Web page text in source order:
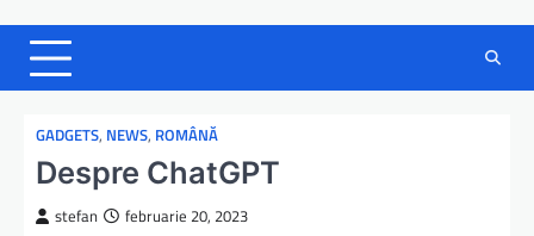
GADGETS, NEWS, ROMÂNĂ
Despre ChatGPT
stefan februarie 20, 2023